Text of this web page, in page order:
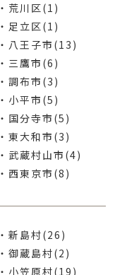
・荒川区(1)
・足立区(1)
・八王子市(13)
・三鷹市(6)
・調布市(3)
・小平市(5)
・国分寺市(5)
・東大和市(3)
・武蔵村山市(4)
・西東京市(8)
・新島村(26)
・御蔵島村(2)
・小笠原村(19)